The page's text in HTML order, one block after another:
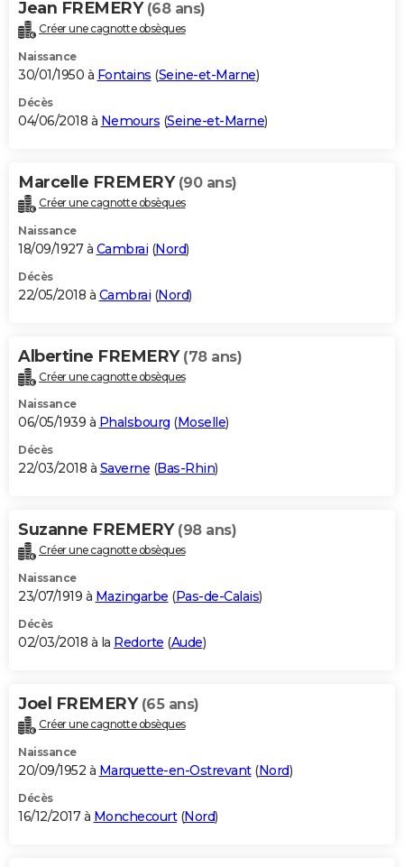
Jean FREMERY (68 ans)
Créer une cagnotte obsèques
Naissance
30/01/1950 à Fontains (Seine-et-Marne)
Décès
04/06/2018 à Nemours (Seine-et-Marne)
Marcelle FREMERY (90 ans)
Créer une cagnotte obsèques
Naissance
18/09/1927 à Cambrai (Nord)
Décès
22/05/2018 à Cambrai (Nord)
Albertine FREMERY (78 ans)
Créer une cagnotte obsèques
Naissance
06/05/1939 à Phalsbourg (Moselle)
Décès
22/03/2018 à Saverne (Bas-Rhin)
Suzanne FREMERY (98 ans)
Créer une cagnotte obsèques
Naissance
23/07/1919 à Mazingarbe (Pas-de-Calais)
Décès
02/03/2018 à la Redorte (Aude)
Joel FREMERY (65 ans)
Créer une cagnotte obsèques
Naissance
20/09/1952 à Marquette-en-Ostrevant(Nord)
Décès
16/12/2017 à Monchecourt(Nord)